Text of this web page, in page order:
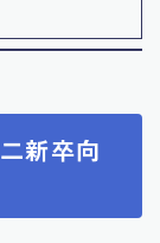
新卒向